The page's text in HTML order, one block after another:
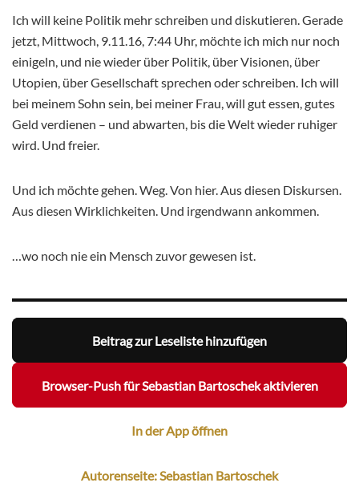
Ich will keine Politik mehr schreiben und diskutieren. Gerade
jetzt, Mittwoch, 9.11.16, 7:44 Uhr, möchte ich mich nur noch
einigeln, und nie wieder über Politik, über Visionen, über
Utopien, über Gesellschaft sprechen oder schreiben. Ich will
bei meinem Sohn sein, bei meiner Frau, will gut essen, gutes
Geld verdienen – und abwarten, bis die Welt wieder ruhiger
wird. Und freier.
Und ich möchte gehen. Weg. Von hier. Aus diesen Diskursen.
Aus diesen Wirklichkeiten. Und irgendwann ankommen.
…wo noch nie ein Mensch zuvor gewesen ist.
Beitrag zur Leseliste hinzufügen
Browser-Push für Sebastian Bartoschek aktivieren
In der App öffnen
Autorenseite: Sebastian Bartoschek